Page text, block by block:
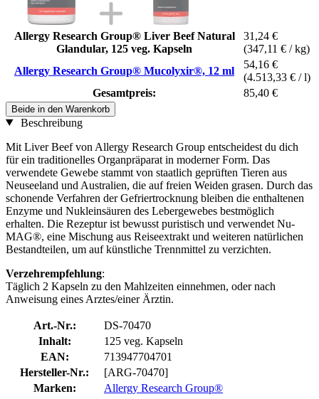
Allergy Research Group® Liver Beef Natural
Glandular, 125 veg. Kapseln
31,24 €
(347,11 € / kg)
Allergy Research Group® Mucolyxir®, 12 ml
54,16 €
(4.513,33 € / l)
Gesamtpreis:
85,40 €
Beide in den Warenkorb
Beschreibung
Mit Liver Beef von Allergy Research Group entscheidest du dich
für ein traditionelles Organpräparat in moderner Form. Das
verwendete Gewebe stammt von staatlich geprüften Tieren aus
Neuseeland und Australien, die auf freien Weiden grasen. Durch das
schonende Verfahren der Gefriertrocknung bleiben die enthaltenen
Enzyme und Nukleinsäuren des Lebergewebes bestmöglich
erhalten. Die Rezeptur ist bewusst puristisch und verwendet Nu-
MAG®, eine Mischung aus Reiseextrakt und weiteren natürlichen
Bestandteilen, um auf künstliche Trennmittel zu verzichten.
Verzehrempfehlung:
Täglich 2 Kapseln zu den Mahlzeiten einnehmen, oder nach
Anweisung eines Arztes/einer Ärztin.
Art.-Nr.:
DS-70470
Inhalt:
125 veg. Kapseln
EAN:
713947704701
Hersteller-Nr.:
[ARG-70470]
Marken:
Allergy Research Group®